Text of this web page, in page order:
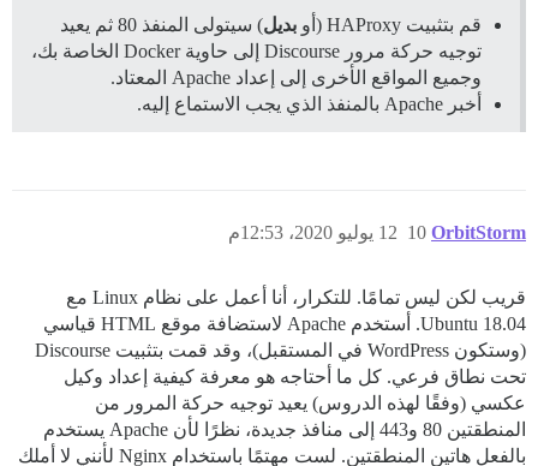
قم بتثبيت HAProxy (أو بديل
) سيتولى المنفذ 80 ثم يعيد
توجيه حركة مرور Discourse إلى حاوية Docker الخاصة بك،
وجميع المواقع الأخرى إلى إعداد Apache المعتاد.
أخبر Apache بالمنفذ الذي يجب الاستماع إليه.
OrbitStorm 12 يوليو 2020، 12:53م 10
قريب لكن ليس تمامًا. للتكرار، أنا أعمل على نظام Linux مع
Ubuntu 18.04. أستخدم Apache لاستضافة موقع HTML قياسي
(وستكون WordPress في المستقبل)، وقد قمت بتثبيت Discourse
تحت نطاق فرعي. كل ما أحتاجه هو معرفة كيفية إعداد وكيل
عكسي (وفقًا لهذه الدروس) يعيد توجيه حركة المرور من
المنطقتين 80 و443 إلى منافذ جديدة، نظرًا لأن Apache يستخدم
بالفعل هاتين المنطقتين. لست مهتمًا باستخدام Nginx لأنني لا أملك